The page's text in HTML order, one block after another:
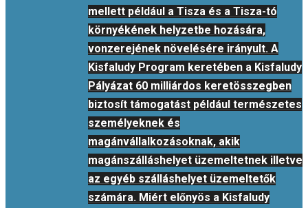
mellett például a Tisza és a Tisza-tó
környékének helyzetbe hozására,
vonzerejének növelésére irányult. A
Kisfaludy Program keretében a Kisfaludy
Pályázat 60 milliárdos keretösszegben
biztosít támogatást például természetes
személyeknek és
magánvállalkozásoknak, akik
magánszálláshelyet üzemeltetnek illetve
az egyéb szálláshelyet üzemeltetők
számára. Miért előnyös a Kisfaludy